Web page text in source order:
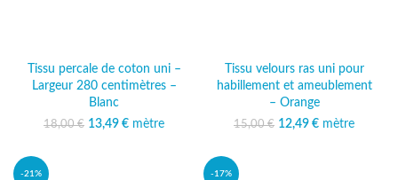
Tissu percale de coton uni –
Largeur 280 centimètres –
Blanc
18,00€ Le prix initial était :
13,49 €
Le prix
mètre
Tissu velours ras uni pour
habillement et ameublement
– Orange
15,00€ Le prix initial était :
12,49 €
Le prix
mètre
-21% -17%